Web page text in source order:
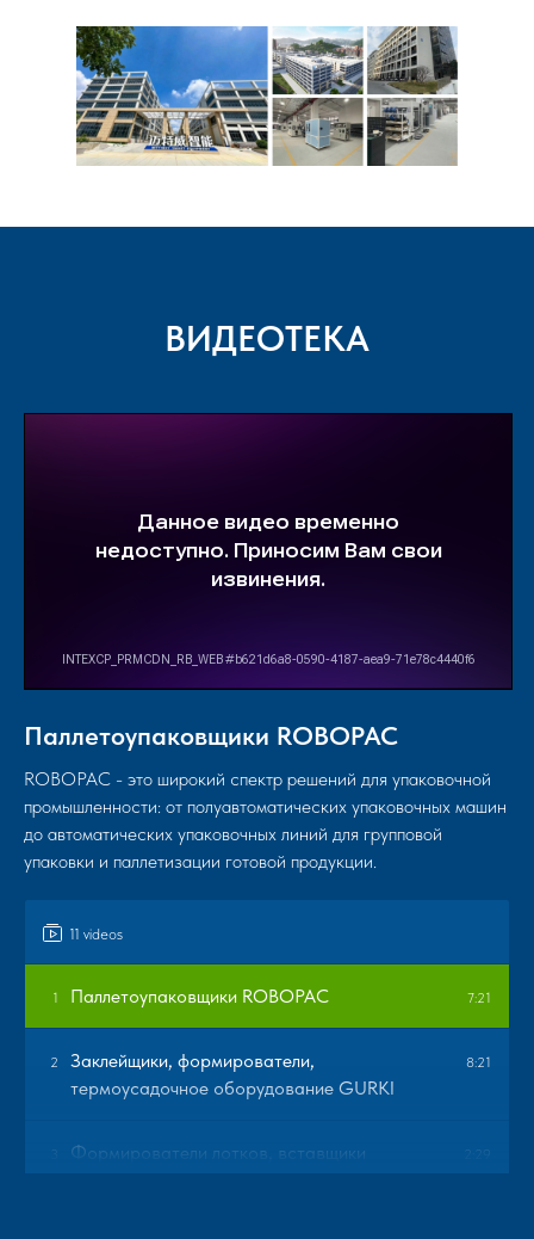
ВИДЕОТЕКА
11 videos
1 Паллетоупаковщики ROBOPAC 7:21
2
Заклейщики, формирователи,
термоусадочное оборудование GURKI
8:21
Формирователи лотков, вставщики
Паллетоупаковщики ROBOPAC
ROBOPAC - это широкий спектр решений для упаковочной
промышленности: от полуавтоматических упаковочных машин
до автоматических упаковочных линий для групповой
упаковки и паллетизации готовой продукции.